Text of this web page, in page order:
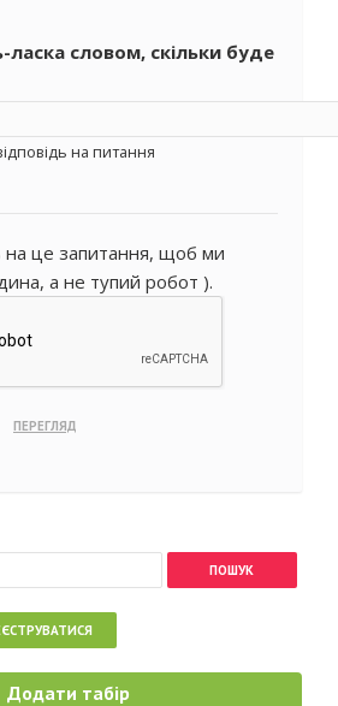
словом, скільки буде
на питання
на це запитання, щоб ми
а не тупий робот ).
форма
Додати табір